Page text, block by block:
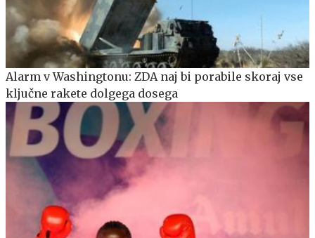
Alarm v Washingtonu: ZDA naj bi porabile skoraj vse
ključne rakete dolgega dosega